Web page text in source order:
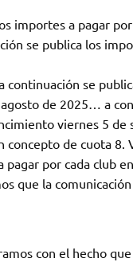
importes a pagar
se publica los
se
de 2025… a
viernes 5
concepto de cuota
por cada club
que la
con el hecho